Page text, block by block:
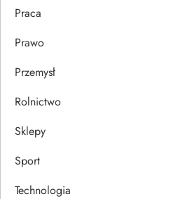
Praca
Prawo
Przemysł
Rolnictwo
Sklepy
Sport
Technologia